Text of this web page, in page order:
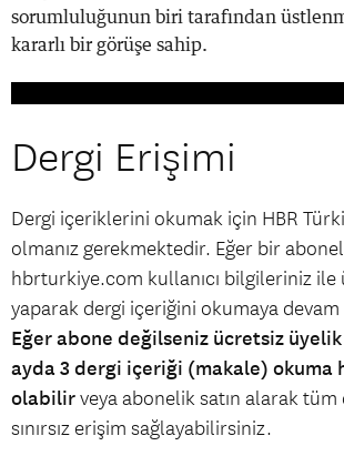
sorumluluğunun biri tarafından
kararlı bir görüşe sahip.
Dergi Erişimi
Dergi içeriklerini okumak için HBR
olmanız gerekmektedir. Eğer bir
hbrturkiye.com kullanıcı bilgileriniz ile
yaparak dergi içeriğini okumaya
Eğer abone değilseniz ücretsiz
ayda 3 dergi içeriği (makale) okuma
olabilirveya abonelik satın alarak
sınırsız erişim sağlayabilirsiniz.